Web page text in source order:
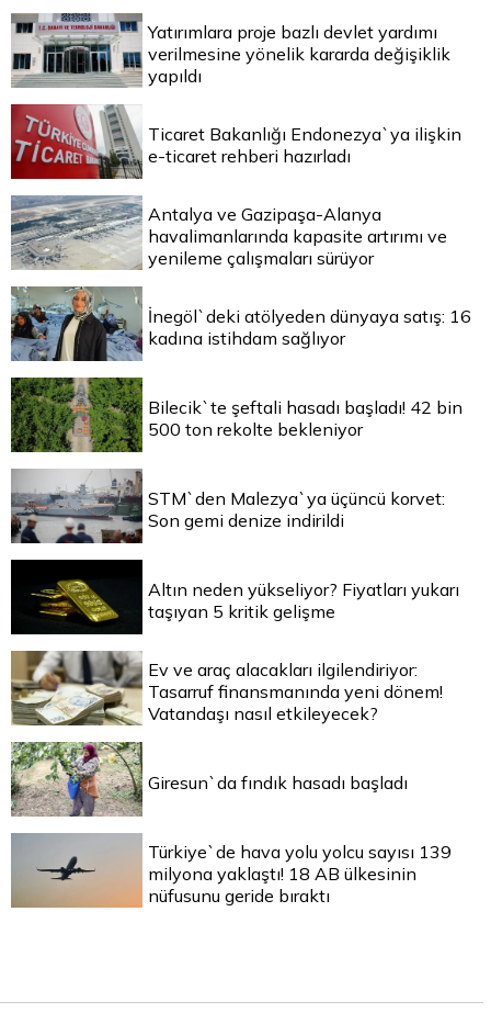
Yatırımlara proje bazlı devlet yardımı
verilmesine yönelik kararda değişiklik
yapıldı
Ticaret Bakanlığı Endonezya`ya ilişkin
e-ticaret rehberi hazırladı
Antalya ve Gazipaşa-Alanya
havalimanlarında kapasite artırımı ve
yenileme çalışmaları sürüyor
İnegöl`deki atölyeden dünyaya satış: 16
kadına istihdam sağlıyor
Bilecik`te şeftali hasadı başladı! 42 bin
500 ton rekolte bekleniyor
STM`den Malezya`ya üçüncü korvet:
Son gemi denize indirildi
Altın neden yükseliyor? Fiyatları yukarı
taşıyan 5 kritik gelişme
Ev ve araç alacakları ilgilendiriyor:
Tasarruf finansmanında yeni dönem!
Vatandaşı nasıl etkileyecek?
Giresun`da fındık hasadı başladı
Türkiye`de hava yolu yolcu sayısı 139
milyona yaklaştı! 18 AB ülkesinin
nüfusunu geride bıraktı